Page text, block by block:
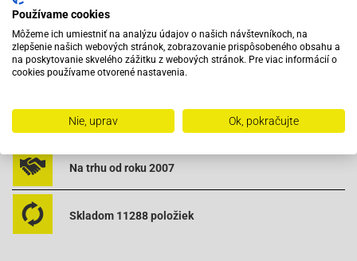
Baja BE500-50 4T
Baja SC50-4T Suncity VIN LAW / LXKS
Baja SC50-4T Suncity VIN LWGT
Baotian BT49QT-12A1-Rebel
Baotian BT49QT-12D-Hero
Baotian BT49QT-12E-Rocky
Baotian-BT49QT-12F Tanco
Vybavený servis s odborným vyškoleným personálom
Pri objednaní do 12:00 tovar zajtra u vás
Na trhu od roku 2007
Skladom 11288 položiek
Používame cookies
Môžeme ich umiestniť na analýzu údajov o našich návštevníkoch, na
zlepšenie našich webových stránok, zobrazovanie prispôsobeného obsahu a
na poskytovanie skvelého zážitku z webových stránok. Pre viac informácií o
cookies používame otvorené nastavenia.
Nie, uprav Ok, pokračujte